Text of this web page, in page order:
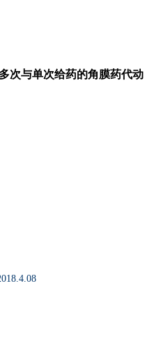
次与单次给药的角膜药代动